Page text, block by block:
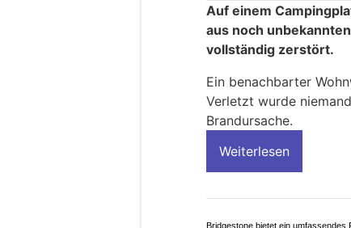
Auf einem
aus noch
vollständig zerstört.
Ein benachbarter
Verletzt wurde
Brandursache.
Weiterlesen